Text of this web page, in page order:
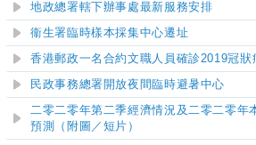
地政總署轄下辦事處最新服務安排
衞生署臨時樣本採集中心遷址
香港郵政一名合約文職人員確診2019冠狀
民政事務總署開放夜間臨時避暑中心
二零二零年第二季經濟情況及二零二零年
預測（附圖／短片）